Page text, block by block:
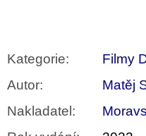
Kategorie:
Filmy
Autor:
Matěj
Nakladatel :